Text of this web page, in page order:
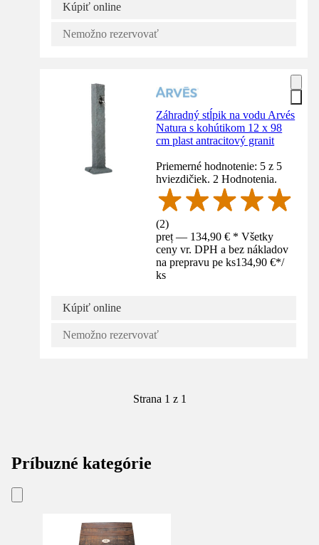
Kúpiť online
Nemožno rezervovať
Záhradný stĺpik na vodu Arvés
Natura s kohútikom 12 x 98
cm plast antracitový granit
Priemerné hodnotenie: 5 z 5
hviezdičiek. 2 Hodnotenia.
(2)
preț — 134,90 € * Všetky
ceny vr. DPH a bez nákladov
na prepravu pe ks134,90 €*/
ks
Kúpiť online
Nemožno rezervovať
Strana 1 z 1
Príbuzné kategórie